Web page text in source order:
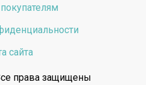
сайта
права защищены